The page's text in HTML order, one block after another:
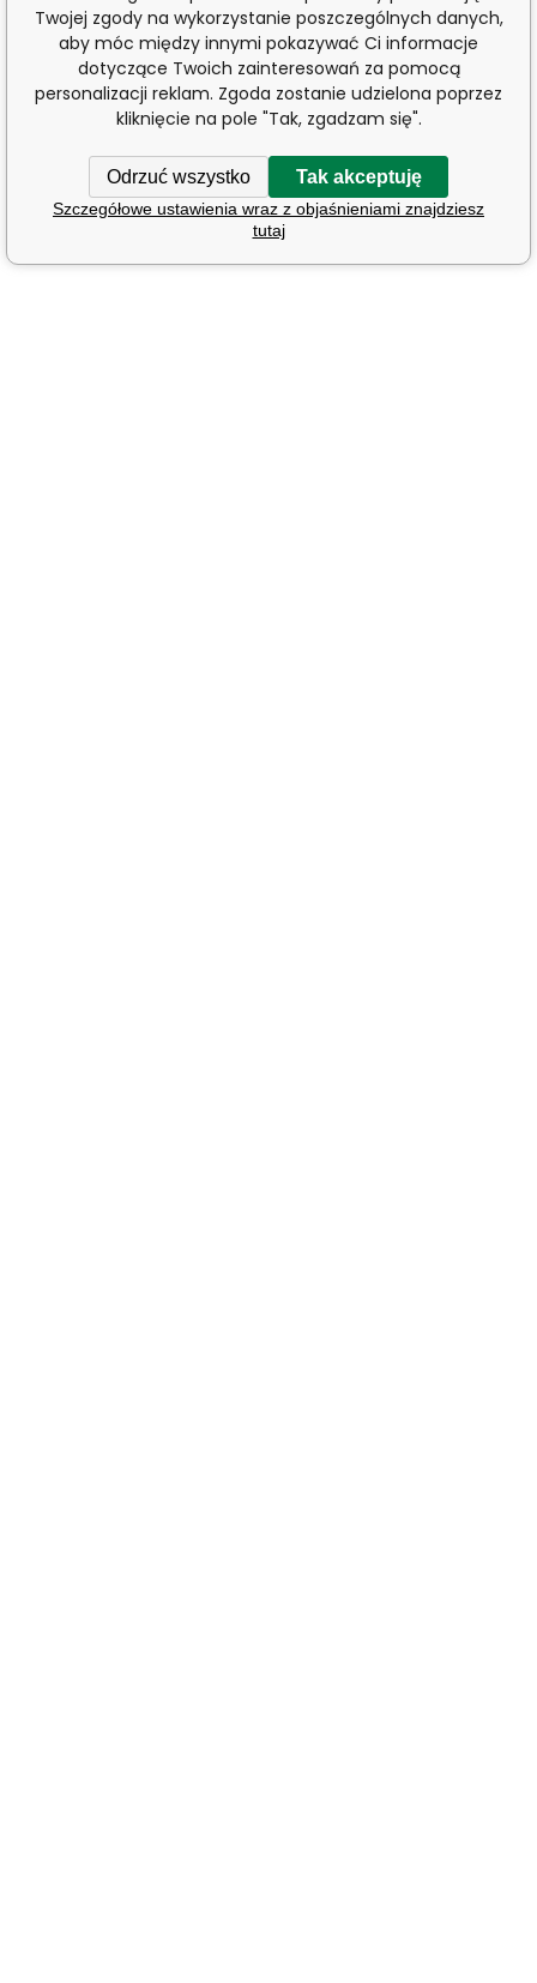
Twojej zgody na wykorzystanie poszczególnych danych,
aby móc między innymi pokazywać Ci informacje
dotyczące Twoich zainteresowań za pomocą
personalizacji reklam. Zgoda zostanie udzielona poprzez
kliknięcie na pole "Tak, zgadzam się".
Odrzuć wszystko Tak akceptuję
Szczegółowe ustawienia wraz z objaśnieniami znajdziesz
tutaj